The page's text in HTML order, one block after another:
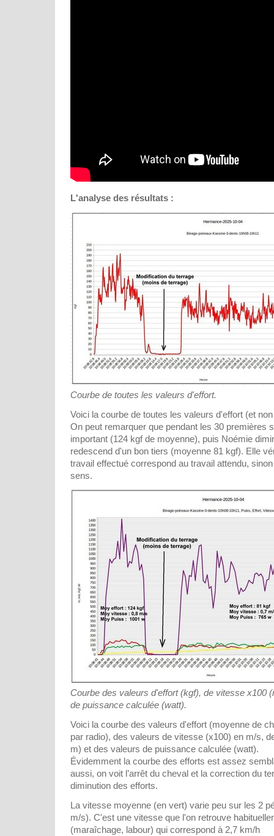
L'analyse des résultats :
Courbe de toutes les valeurs d'effort.
Voici la courbe de toutes les valeurs d'effort (et
On peut remarquer que pendant les 30 premières
important (124 kgf de moyenne), puis Noémie
redescend d'un bon tiers (moyenne 81 kgf). Elle
travail effectué correspond au travail attendu,
sens.
Courbe des valeurs d'effort (kgf), de vitesse x100
de puissance calculée (watt).
Voici la courbe des valeurs d'effort (moyenne de
par radio), des valeurs de vitesse (x100) en m/s,
m) et des valeurs de puissance calculée (watt).
Évidemment la courbe des efforts est assez
aussi, on voit l’arrêt du cheval et la correction du
diminution des efforts.
La vitesse moyenne (en vert) varie peu sur les 2
m/s). C'est une vitesse que l'on retrouve
(maraîchage, labour) qui correspond à 2,7 km/h